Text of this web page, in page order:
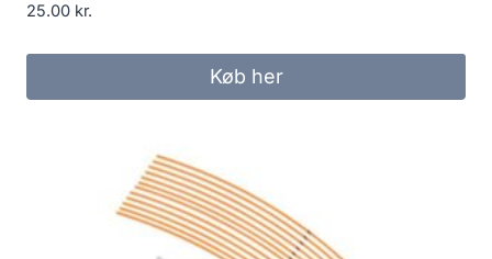
25.00 kr.
Køb her